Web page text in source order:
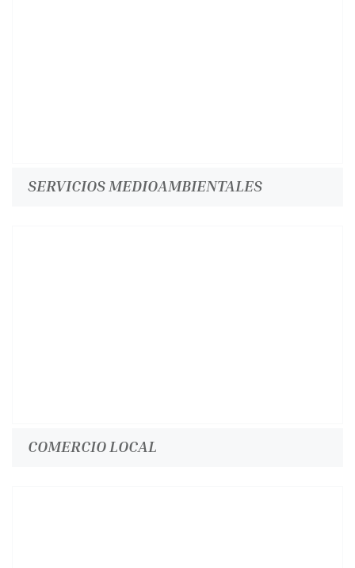
SERVICIOS MEDIOAMBIENTALES
COMERCIO LOCAL